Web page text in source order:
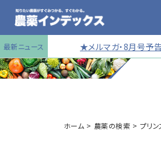
最新ニュース ★メルマガ・8月号予
ホーム 農薬の検索 プリ